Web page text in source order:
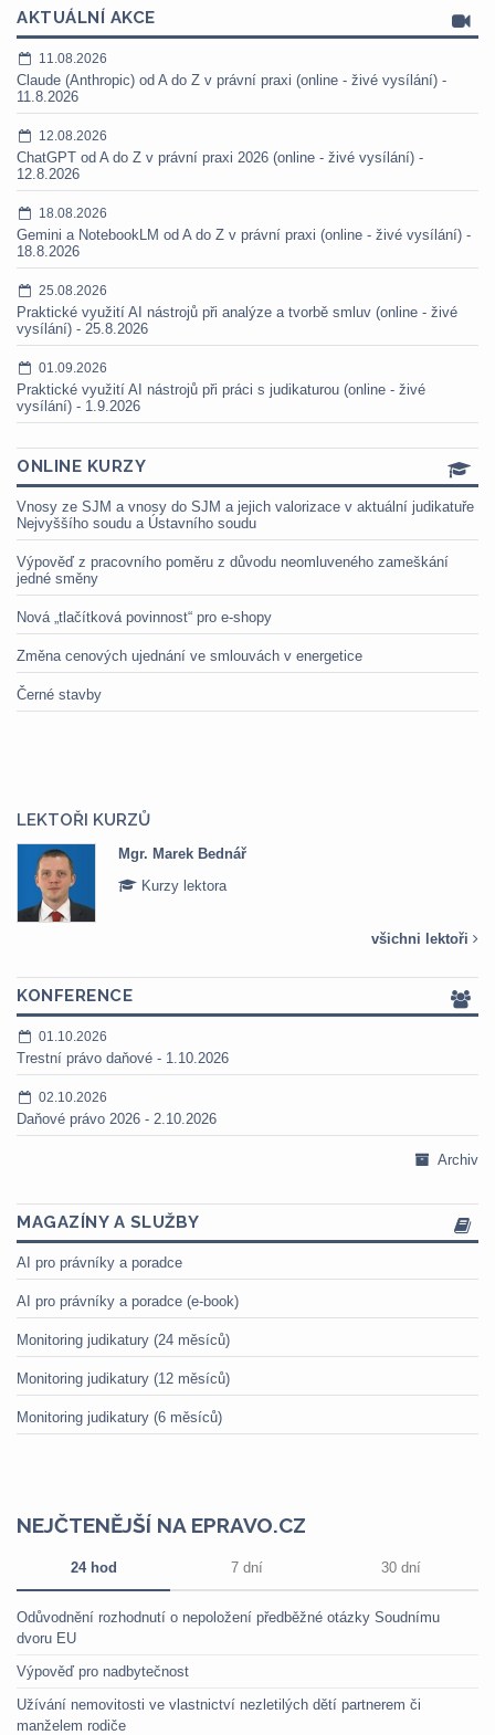
AKTUÁLNÍ AKCE
11.08.2026
Claude (Anthropic) od A do Z v právní praxi (online - živé vysílání) -
11.8.2026
12.08.2026
ChatGPT od A do Z v právní praxi 2026 (online - živé vysílání) -
12.8.2026
18.08.2026
Gemini a NotebookLM od A do Z v právní praxi (online - živé vysílání) -
18.8.2026
25.08.2026
Praktické využití AI nástrojů při analýze a tvorbě smluv (online - živé
vysílání) - 25.8.2026
01.09.2026
Praktické využití AI nástrojů při práci s judikaturou (online - živé
vysílání) - 1.9.2026
ONLINE KURZY
Vnosy ze SJM a vnosy do SJM a jejich valorizace v aktuální judikatuře
Nejvyššího soudu a Ústavního soudu
Výpověď z pracovního poměru z důvodu neomluveného zameškání
jedné směny
Nová „tlačítková povinnost“ pro e-shopy
Změna cenových ujednání ve smlouvách v energetice
Černé stavby
LEKTOŘI KURZŮ
Mgr. Marek Bednář
Kurzy lektora
všichni lektoři
KONFERENCE
01.10.2026
Trestní právo daňové - 1.10.2026
02.10.2026
Daňové právo 2026 - 2.10.2026
Archiv
MAGAZÍNY A SLUŽBY
AI pro právníky a poradce
AI pro právníky a poradce (e-book)
Monitoring judikatury (24 měsíců)
Monitoring judikatury (12 měsíců)
Monitoring judikatury (6 měsíců)
NEJČTENĚJŠÍ NA EPRAVO.CZ
24 hod 7 dní 30 dní
Odůvodnění rozhodnutí o nepoložení předběžné otázky Soudnímu
dvoru EU
Výpověď pro nadbytečnost
Užívání nemovitosti ve vlastnictví nezletilých dětí partnerem či
manželem rodiče